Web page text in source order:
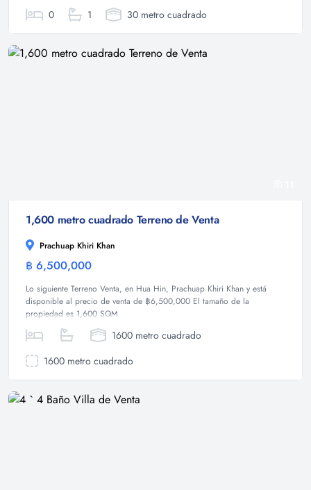
0 1 30 metro cuadrado
1,600 metro cuadrado Terreno de Venta
Prachuap Khiri Khan
฿ 6,500,000
Lo siguiente Terreno Venta, en Hua Hin, Prachuap Khiri Khan y está
disponible al precio de venta de ฿6,500,000 El tamaño de la
propiedad es 1,600 SQM
1600 metro cuadrado
1600 metro cuadrado